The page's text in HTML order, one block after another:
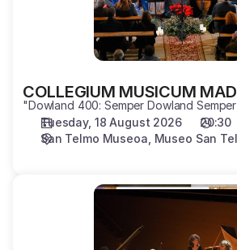
COLLEGIUM MUSICUM
"Dowland 400: Semper Dowland
Tuesday, 18 August 2026
20:30
San Telmo Museoa Museo San